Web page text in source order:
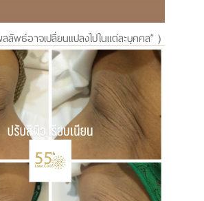
พธ์อาจเปลี่ยนแปลงไปในแต่ละบุคคล” )